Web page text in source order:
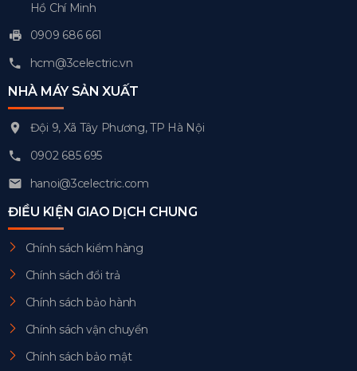
Hồ Chí Minh
0909 686 661
hcm@3celectric.vn
NHÀ MÁY SẢN XUẤT
Đội 9, Xã Tây Phương, TP Hà Nội
0902 685 695
hanoi@3celectric.com
ĐIỀU KIỆN GIAO DỊCH CHUNG
Chính sách kiểm hàng
Chính sách đổi trả
Chính sách bảo hành
Chính sách vận chuyển
Chính sách bảo mật